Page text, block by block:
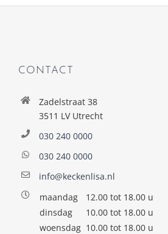
CONTACT
Zadelstraat 38
3511 LV Utrecht
030 240 0000
030 240 0000
info@keckenlisa.nl
maandag
12.00 tot 18.00 u
dinsdag
10.00 tot 18.00 u
woensdag 10.00 tot 18.00 u